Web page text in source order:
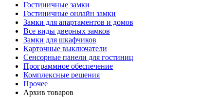
Гостиничные замки
Гостиничные онлайн замки
Замки для апартаментов и домов
Все виды дверных замков
Замки для шкафчиков
Карточные выключатели
Сенсорные панели для гостиниц
Программное обеспечение
Комплексные решения
Прочее
Архив товаров